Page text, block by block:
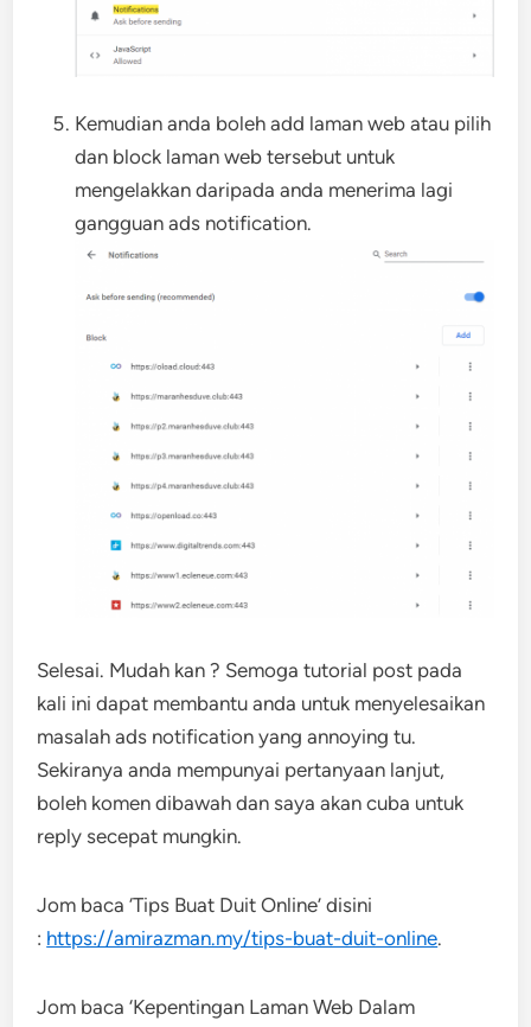
Kemudian anda boleh add laman web atau pilih
dan block laman web tersebut untuk
mengelakkan daripada anda menerima lagi
gangguan ads notification.
Selesai. Mudah kan ? Semoga tutorial post pada
kali ini dapat membantu anda untuk menyelesaikan
masalah ads notification yang annoying tu.
Sekiranya anda mempunyai pertanyaan lanjut,
boleh komen dibawah dan saya akan cuba untuk
reply secepat mungkin.
Jom baca ‘Tips Buat Duit Online’ disini
: https://amirazman.my/tips-buat-duit-online.
Jom baca ‘Kepentingan Laman Web Dalam